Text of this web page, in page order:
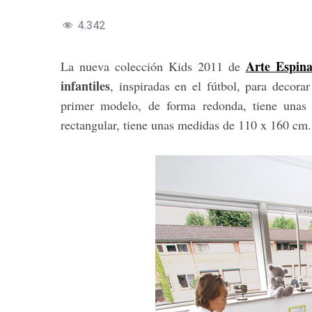
4.342
La nueva colección Kids 2011 de Arte Espina
infantiles, inspiradas en el fútbol, para
primer modelo, de forma redonda, tiene
rectangular, tiene unas medidas de 110 x 160 cm.